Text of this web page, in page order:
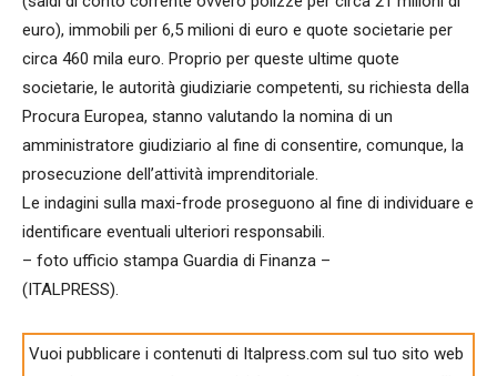
euro), immobili per 6,5 milioni di euro e quote societarie per
circa 460 mila euro. Proprio per queste ultime quote
societarie, le autorità giudiziarie competenti, su richiesta della
Procura Europea, stanno valutando la nomina di un
amministratore giudiziario al fine di consentire, comunque, la
prosecuzione dell’attività imprenditoriale.
Le indagini sulla maxi-frode proseguono al fine di individuare e
identificare eventuali ulteriori responsabili.
– foto ufficio stampa Guardia di Finanza –
(ITALPRESS).
Vuoi pubblicare i contenuti di Italpress.com sul tuo sito web